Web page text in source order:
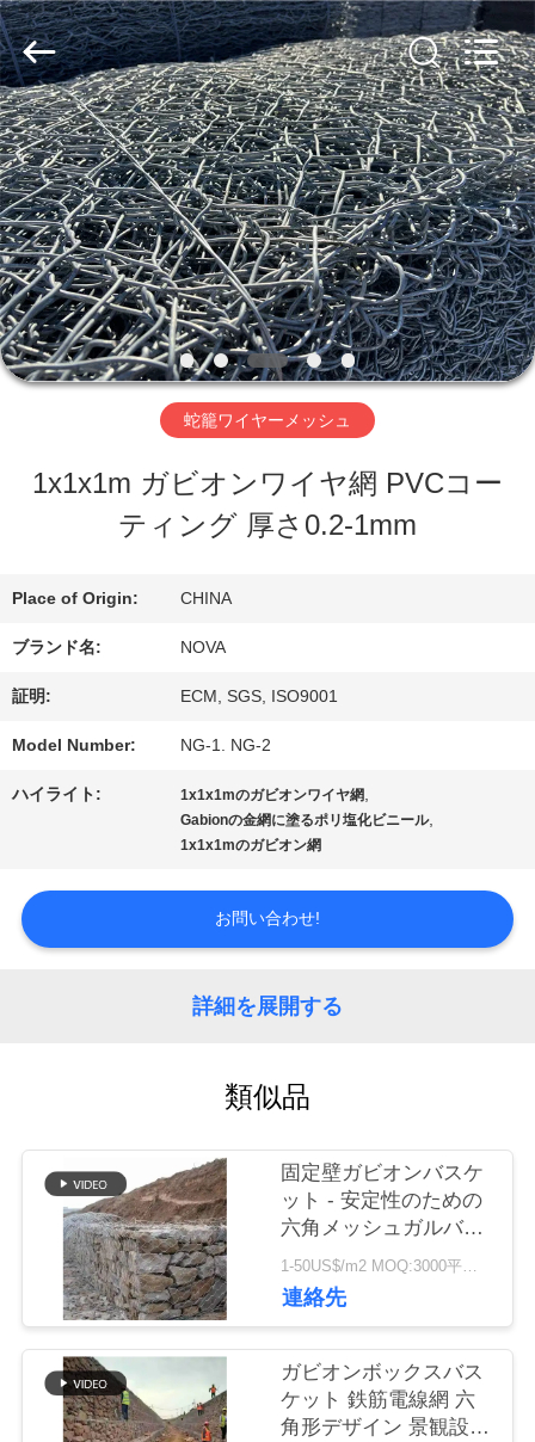
家
へ
製
品
VR
シ
ョ
ー
た
し
つ
工
ー.
Copyright
©
2019
-
2026
Hebei
Nova
Metal
Wire
Mesh
Products
Co.,
Ltd..
All
Rights
Reserved.
蛇籠ワイヤーメッシュ
1x1x1m ガビオンワイヤ網 PVCコー
ティング 厚さ0.2-1mm
Place of Origin: CHINA
ブランド名: NOVA
証明: ECM, SGS, ISO9001
Model Number: NG-1. NG-2
ハイライト: 1x1x1mのガビオンワイヤ網,
Gabionの金網に塗るポリ塩化ビニール,
1x1x1mのガビオン網
お問い合わせ!
詳細を展開する
類似品
固定壁ガビオンバスケ
ット - 安定性のための
六角メッシュガルバン
化鉄鋼ワイヤボックス
1-50US$/m2 MOQ:3000平方メートル
連絡先
ガビオンボックスバス
ケット 鉄筋電線網 六
角形デザイン 景観設計